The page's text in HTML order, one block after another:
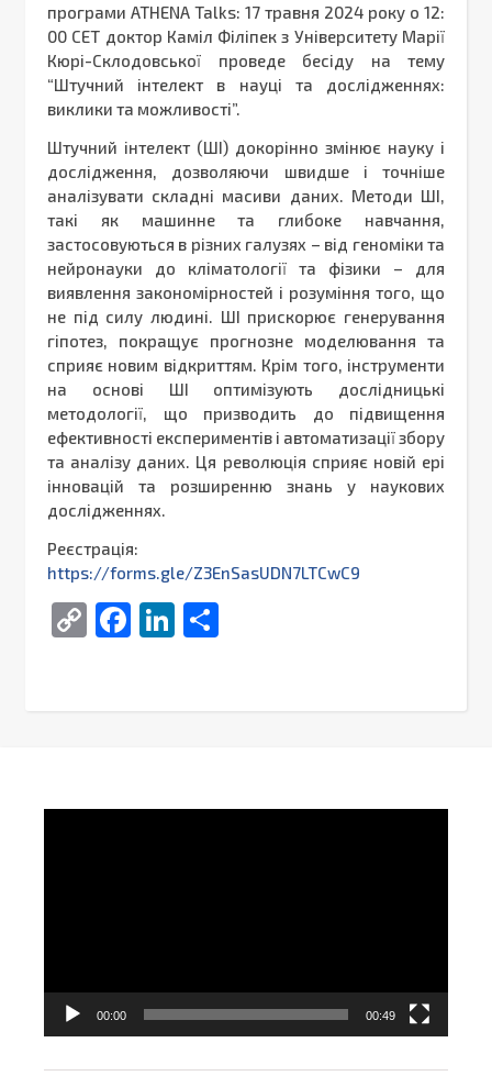
програми ATHENA Talks: 17 травня 2024 року о 12:
00 СЕТ доктор Каміл Філіпек з Університету Марії
Кюрі-Склодовської проведе бесіду на тему
“Штучний інтелект в науці та дослідженнях:
виклики та можливості”.
Штучний інтелект (ШІ) докорінно змінює науку і
дослідження, дозволяючи швидше і точніше
аналізувати складні масиви даних. Методи ШІ,
такі як машинне та глибоке навчання,
застосовуються в різних галузях – від геноміки та
нейронауки до кліматології та фізики – для
виявлення закономірностей і розуміння того, що
не під силу людині. ШІ прискорює генерування
гіпотез, покращує прогнозне моделювання та
сприяє новим відкриттям. Крім того, інструменти
на основі ШІ оптимізують дослідницькі
методології, що призводить до підвищення
ефективності експериментів і автоматизації збору
та аналізу даних. Ця революція сприяє новій ері
інновацій та розширенню знань у наукових
дослідженнях.
Реєстрація:
https://forms.gle/Z3EnSasUDN7LTCwC9
CopyFacebook
LinkedIn
00:00 00:49